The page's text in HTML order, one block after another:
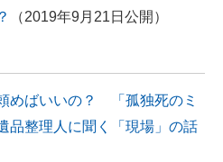
（2019年9月21日公開）
めばいいの？ 「孤独死のミ
品整理人に聞く「現場」の話